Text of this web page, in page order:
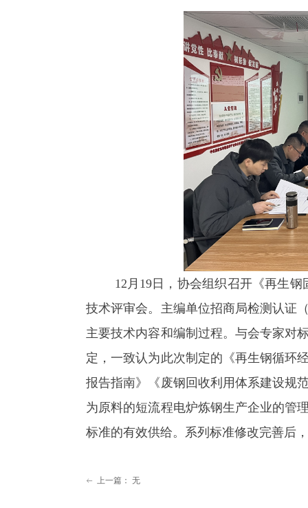
12月19日，协会组织召开《再生钢
技术评审会。主编单位招商局检测认证
主要技术内容和编制过程。与会专家对
定，一致认为此次制定的《再生钢循环
报告指南》《废钢回收利用体系建设规
为原料的短流程电炉炼钢生产企业的管
标准的有效供给。系列标准修改完善后
ꂃ 上一篇： 无